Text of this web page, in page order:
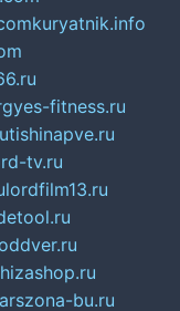
kuryatnik.info
yes-fitness.ru
tishinapve.ru
tv.ru
lordfilm13.ru
bu.ru